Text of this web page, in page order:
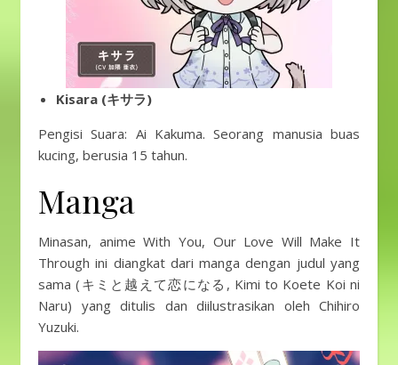
Kisara (キサラ)
Pengisi Suara: Ai Kakuma. Seorang manusia buas
kucing, berusia 15 tahun.
Manga
Minasan, anime With You, Our Love Will Make It
Through ini diangkat dari manga dengan judul yang
sama (キミと越えて恋になる, Kimi to Koete Koi ni
Naru) yang ditulis dan diilustrasikan oleh Chihiro
Yuzuki.